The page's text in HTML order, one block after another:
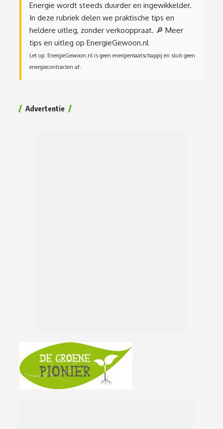
Energie wordt steeds duurder en ingewikkelder.
In deze rubriek delen we praktische tips en
heldere uitleg, zonder verkooppraat. 🔎 Meer
tips en uitleg op EnergieGewoon.nl
Let op: EnergieGewoon.nl is geen energiemaatschappij en sluit geen
energiecontracten af.
Advertentie